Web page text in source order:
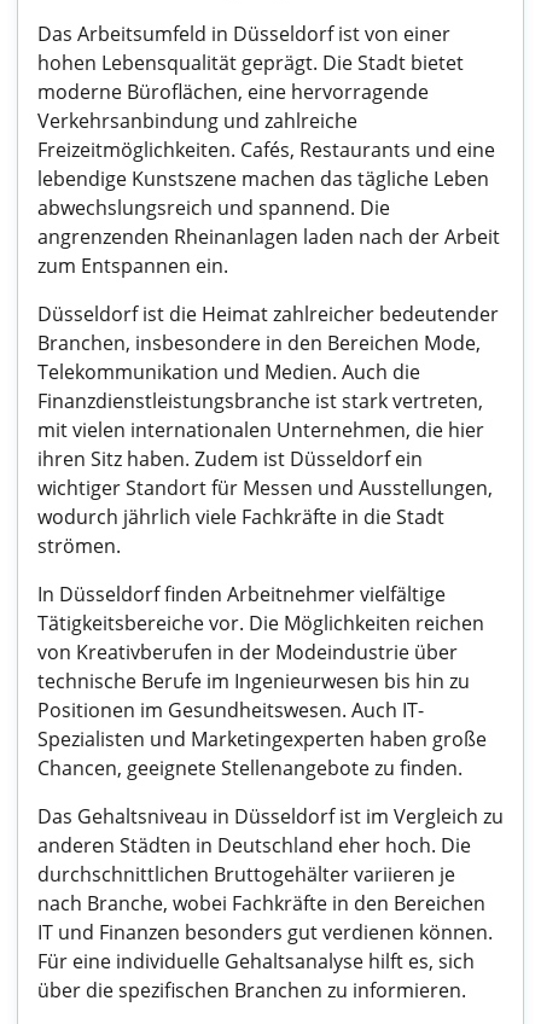
Das Arbeitsumfeld in Düsseldorf ist von einer
hohen Lebensqualität geprägt. Die Stadt bietet
moderne Büroflächen, eine hervorragende
Verkehrsanbindung und zahlreiche
Freizeitmöglichkeiten. Cafés, Restaurants und eine
lebendige Kunstszene machen das tägliche Leben
abwechslungsreich und spannend. Die
angrenzenden Rheinanlagen laden nach der Arbeit
zum Entspannen ein.
Düsseldorf ist die Heimat zahlreicher bedeutender
Branchen, insbesondere in den Bereichen Mode,
Telekommunikation und Medien. Auch die
Finanzdienstleistungsbranche ist stark vertreten,
mit vielen internationalen Unternehmen, die hier
ihren Sitz haben. Zudem ist Düsseldorf ein
wichtiger Standort für Messen und Ausstellungen,
wodurch jährlich viele Fachkräfte in die Stadt
strömen.
In Düsseldorf finden Arbeitnehmer vielfältige
Tätigkeitsbereiche vor. Die Möglichkeiten reichen
von Kreativberufen in der Modeindustrie über
technische Berufe im Ingenieurwesen bis hin zu
Positionen im Gesundheitswesen. Auch IT-
Spezialisten und Marketingexperten haben große
Chancen, geeignete Stellenangebote zu finden.
Das Gehaltsniveau in Düsseldorf ist im Vergleich zu
anderen Städten in Deutschland eher hoch. Die
durchschnittlichen Bruttogehälter variieren je
nach Branche, wobei Fachkräfte in den Bereichen
IT und Finanzen besonders gut verdienen können.
Für eine individuelle Gehaltsanalyse hilft es, sich
über die spezifischen Branchen zu informieren.